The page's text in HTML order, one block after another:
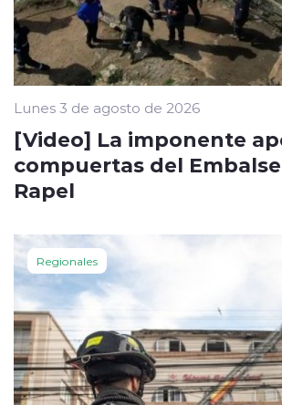
Lunes 3 de agosto de 2026
[Video] La imponente
compuertas del
Rapel
Regionales